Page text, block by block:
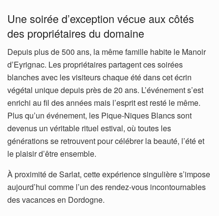
Une soirée d’exception vécue aux côtés
des propriétaires du domaine
Depuis plus de 500 ans, la même famille habite le Manoir
d’Eyrignac. Les propriétaires partagent ces soirées
blanches avec les visiteurs chaque été dans cet écrin
végétal unique depuis près de 20 ans. L’événement s’est
enrichi au fil des années mais l’esprit est resté le même.
Plus qu’un événement, les Pique-Niques Blancs sont
devenus un véritable rituel estival, où toutes les
générations se retrouvent pour célébrer la beauté, l’été et
le plaisir d’être ensemble.
À proximité de Sarlat, cette expérience singulière s’impose
aujourd’hui comme l’un des rendez-vous incontournables
des vacances en Dordogne.